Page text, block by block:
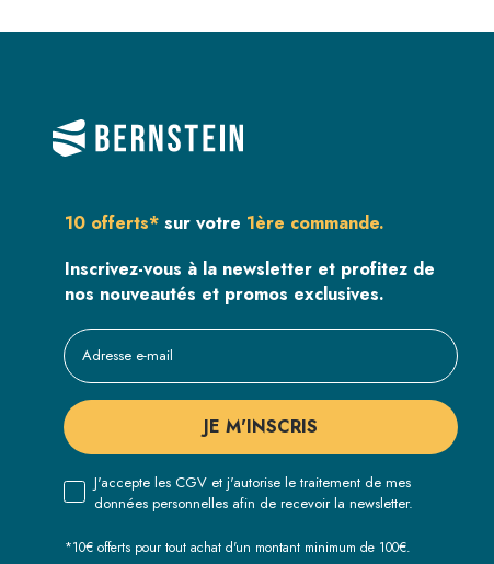
10 offerts* sur votre 1ère commande.
Inscrivez-vous à la newsletter et profitez de
nos nouveautés et promos exclusives.
JE M'INSCRIS
J'accepte les CGV et j'autorise le traitement de mes
données personnelles afin de recevoir la newsletter.
*10€ offerts pour tout achat d'un montant minimum de 100€.